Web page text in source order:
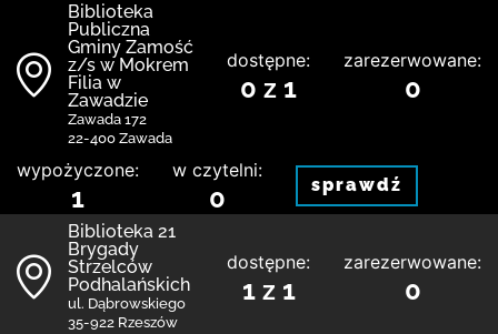
Biblio­teka
Publiczna
Gminy Zamość
z/s w Mokrem
Filia w
Zawadzie
Zawada 172
22-400 Zawada
dostępne:
0 z 1
zarezerwowane:
0
wypożyczone:
1
w czytelni:
0 sprawdź
Biblioteka 21
Brygady
Strzelców
Podhalańskich
ul. Dąbrowskiego
35-922 Rzeszów
dostępne:
1 z 1
zarezerwowane:
0